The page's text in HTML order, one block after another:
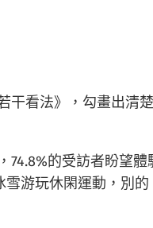
看法》，勾畫出清
的受訪者盼望
游玩休閑運動，別